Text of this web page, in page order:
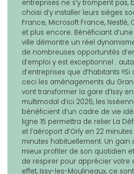
entreprises ne s’y trompent pas,
choisi d’y installer leurs sièges
France, Microsoft France, Nestlé,
et plus encore. Bénéficiant
ville démontre un réel
de nombreuses opportunités
d’emploi y est exceptionnel :
d’entreprises que d’habitants
ceci les aménagements du
vont transformer la gare d’Issy
multimodal d’ici 2026, les
bénéficient d’un cadre de vie
ligne 15 permettra de relier La
et l’aéroport d’Orly en 22
minutes habituellement. Un gain
mieux profiter de son quotidien
de respirer pour apprécier votre
effet, Issy-les-Moulineaux, ce